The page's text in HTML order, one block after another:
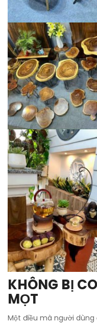
KHÔNG BỊ
MỌT
Một điều mà người